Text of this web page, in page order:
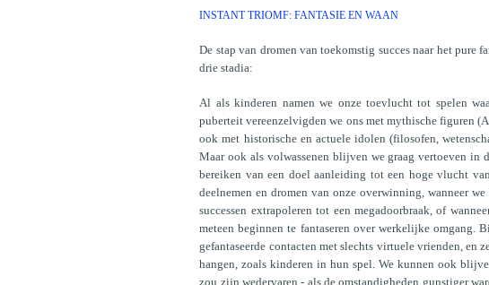
INSTANT TRIOMF: FANTASIE EN WAAN
De stap van dromen van toekomstig succes naar het pure
drie stadia:
Al als kinderen namen we onze toevlucht tot spelen
puberteit vereenzelvigden we ons met mythische figuren
ook met historische en actuele idolen (filosofen,
Maar ook als volwassenen blijven we graag vertoeven in
bereiken van een doel aanleiding tot een hoge vlucht
deelnemen en dromen van onze overwinning, wanneer
successen extrapoleren tot een megadoorbraak, of
meteen beginnen te fantaseren over werkelijke
gefantaseerde contacten met slechts virtuele vrienden, en
hangen, zoals kinderen in hun spel. We kunnen ook
zou zijn wedervaren - als de omstandigheden gunstiger